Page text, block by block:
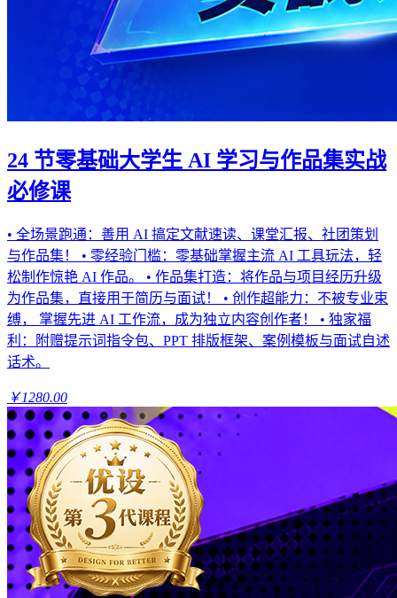
24 节零基础大学生 AI 学习与作品集实战
必修课
• 全场景跑通：善用 AI 搞定文献速读、课堂汇报、社团策划
与作品集！ • 零经验门槛：零基础掌握主流 AI 工具玩法，轻
松制作惊艳 AI 作品。 • 作品集打造：将作品与项目经历升级
为作品集，直接用于简历与面试！ • 创作超能力：不被专业束
缚， 掌握先进 AI 工作流，成为独立内容创作者！ • 独家福
利：附赠提示词指令包、PPT 排版框架、案例模板与面试自述
话术。
￥1280.00